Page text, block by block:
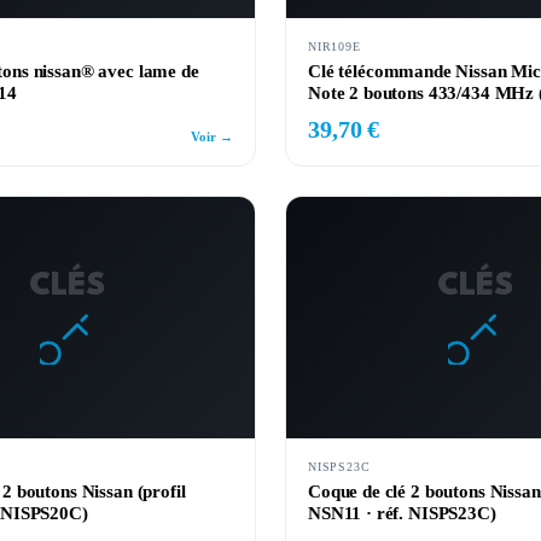
nissan® avec lame de
Voir →
NIR109E
Clé télécommande Nissan
Note 2 boutons 433/434 MHz
39,70 €
CLÉS
2 boutons Nissan (profil
CLÉS
NISPS23C
Coque de clé 2 boutons
NSN11 · réf. NISPS23C)